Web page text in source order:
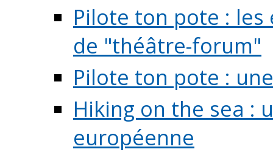
Pilote ton pote :
de "théâtre-forum"
Pilote ton pote :
Hiking on the sea :
européenne